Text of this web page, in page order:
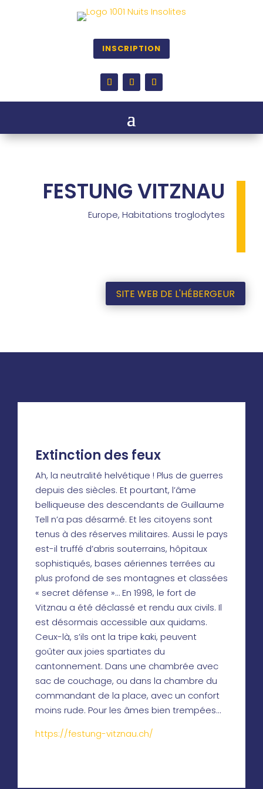
INSCRIPTION
FESTUNG VITZNAU
Europe, Habitations troglodytes
SITE WEB DE L'HÉBERGEUR
Extinction des feux
Ah, la neutralité helvétique ! Plus de guerres
depuis des siècles. Et pourtant, l’âme
belliqueuse des descendants de Guillaume
Tell n’a pas désarmé. Et les citoyens sont
tenus à des réserves militaires. Aussi le pays
est-il truffé d’abris souterrains, hôpitaux
sophistiqués, bases aériennes terrées au
plus profond de ses montagnes et classées
« secret défense »… En 1998, le fort de
Vitznau a été déclassé et rendu aux civils. Il
est désormais accessible aux quidams.
Ceux-là, s’ils ont la tripe kaki, peuvent
goûter aux joies spartiates du
cantonnement. Dans une chambrée avec
sac de couchage, ou dans la chambre du
commandant de la place, avec un confort
moins rude. Pour les âmes bien trempées…
https://festung-vitznau.ch/